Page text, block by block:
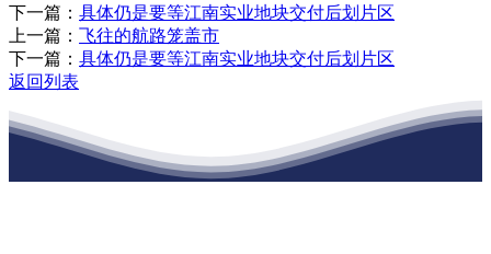
下一篇： 具体仍是要等江南实业地块交付后划片区
上一篇： 飞往的航路笼盖市
下一篇： 具体仍是要等江南实业地块交付后划片区
返回列表